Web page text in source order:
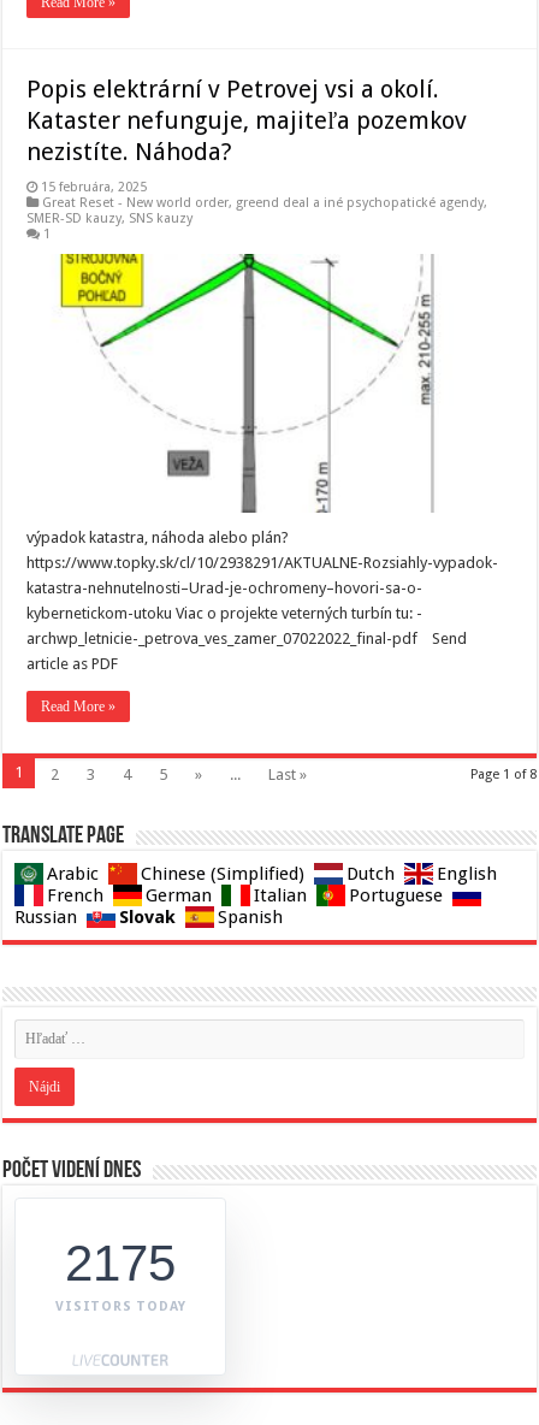
Popis elektrární v Petrovej vsi a okolí.
Kataster nefunguje, majiteľa pozemkov
nezistíte. Náhoda?
15 februára, 2025
Great Reset - New world order, greend deal a iné psychopatické agendy,
SMER-SD kauzy, SNS kauzy
1
výpadok katastra, náhoda alebo plán?
https://www.topky.sk/cl/10/2938291/AKTUALNE-Rozsiahly-vypadok-
katastra-nehnutelnosti–Urad-je-ochromeny–hovori-sa-o-
kybernetickom-utoku Viac o projekte veterných turbín tu: -
archwp_letnicie-_petrova_ves_zamer_07022022_final-pdf Send
article as PDF
Read More »
Page 1 of 8
1 2 3 4 5 » ... Last »
Translate page
Arabic Chinese (Simplified) Dutch
English
French
German Italian
Portuguese
Russian
Slovak Spanish
Počet videní dnes
2175
VISITORS TODAY